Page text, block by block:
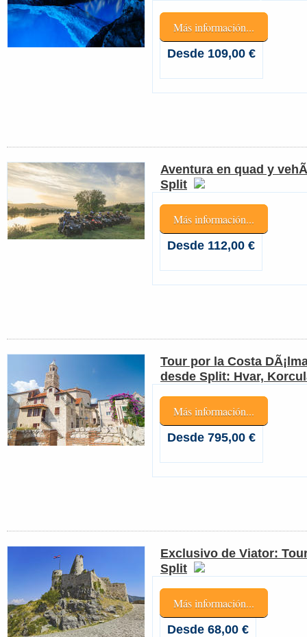
Más información...
Desde 109,00 €
Aventura en quad y
Split
Más información...
Desde 112,00 €
Tour por la Costa
desde Split: Hvar,
Más información...
Desde 795,00 €
Exclusivo de Viator:
Split
Más información...
Desde 68,00 €